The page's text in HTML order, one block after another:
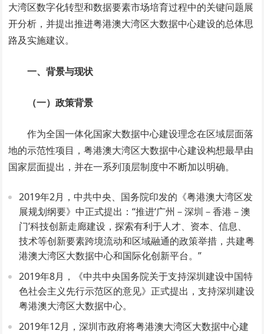
大湾区数字化转型和数据要素市场培育过程中的关键问题展
开分析，并提出推进粤港澳大湾区大数据中心建设的总体思
路及实施建议。
一、背景与现状
（一）政策背景
作为全国一体化国家大数据中心建设理念在区域层面落
地的示范性项目，粤港澳大湾区大数据中心建设构想最早由
国家层面提出，并在一系列顶层制度中不断加以明确。
2019年2月，中共中央、国务院印发的《粤港澳大湾区发
展规划纲要》中正式提出：“推进‘广州－深圳－香港－澳
门’科技创新走廊建设，探索有利于人才、资本、信息、
技术等创新要素跨境流动和区域融通的政策举措，共建粤
港澳大湾区大数据中心和国际化创新平台。”
2019年8月，《中共中央国务院关于支持深圳建设中国特
色社会主义先行示范区的意见》正式提出，支持深圳建设
粤港澳大湾区大数据中心。
2019年12月，深圳市政府将粤港澳大湾区大数据中心建